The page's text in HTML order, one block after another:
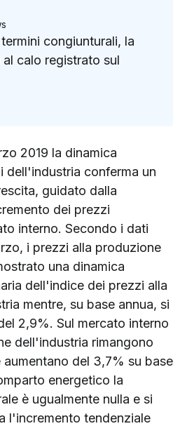
congiunturali, la
calo registrato sul
2019 la dinamica
dell'industria conferma un
guidato dalla
dei prezzi
interno. Secondo i dati
i prezzi alla produzione
una dinamica
dell'indice dei prezzi alla
mentre, su base annua, si
2,9%. Sul mercato interno
dell'industria rimangono
del 3,7% su base
energetico la
è ugualmente nulla e si
l'incremento tendenziale